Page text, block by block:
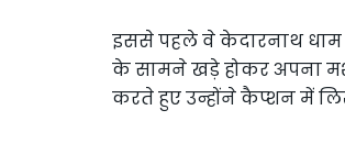
इससे पहले वे केदारनाथ धाम
के सामने खड़े होकर अपना
करते हुए उन्होंने कैप्शन में